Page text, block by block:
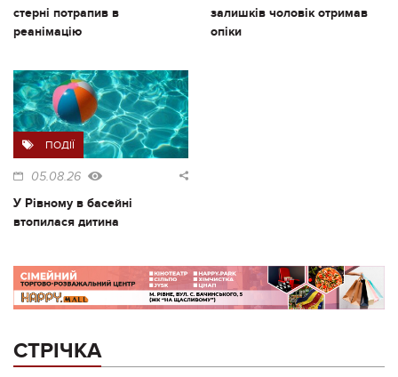
стерні потрапив в
реанімацію
залишків чоловік отримав
опіки
ПОДІЇ
05.08.26
У Рівному в басейні
втопилася дитина
СТРІЧКА